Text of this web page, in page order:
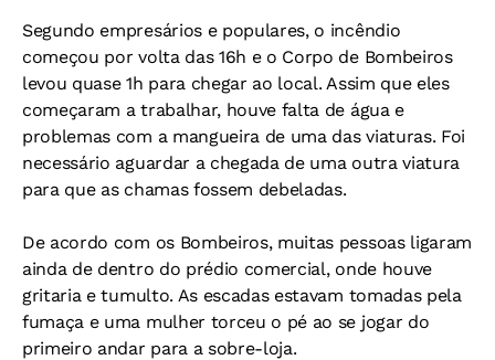
Segundo empresários e populares, o incêndio
começou por volta das 16h e o Corpo de Bombeiros
levou quase 1h para chegar ao local. Assim que eles
começaram a trabalhar, houve falta de água e
problemas com a mangueira de uma das viaturas. Foi
necessário aguardar a chegada de uma outra viatura
para que as chamas fossem debeladas.
De acordo com os Bombeiros, muitas pessoas ligaram
ainda de dentro do prédio comercial, onde houve
gritaria e tumulto. As escadas estavam tomadas pela
fumaça e uma mulher torceu o pé ao se jogar do
primeiro andar para a sobre-loja.